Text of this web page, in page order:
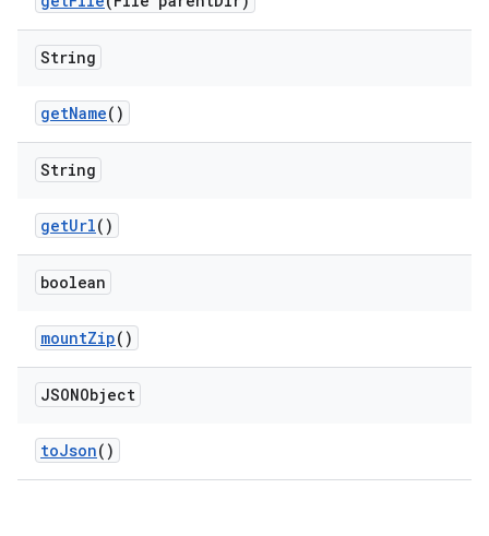
String
getName()
String
getUrl()
boolean
mountZip()
JSONObject
toJson()